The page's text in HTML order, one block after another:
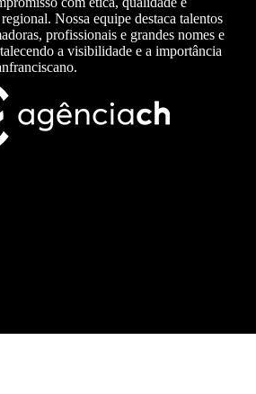
Nossa equipe destaca talentos
profissionais e grandes nomes e
a visibilidade e a importância